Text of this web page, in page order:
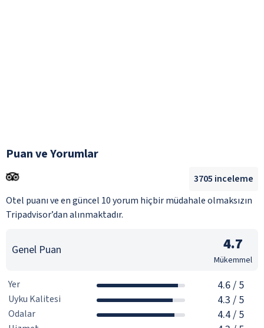
Puan ve Yorumlar
Otel puanı ve en güncel 10 yorum hiçbir müdahale olmaksızın
Tripadvisor’dan alınmaktadır.
3705 inceleme
Genel Puan 4.7
Mükemmel
Yer 4.6/ 5
Uyku Kalitesi 4.3 / 5
Odalar 4.4/ 5